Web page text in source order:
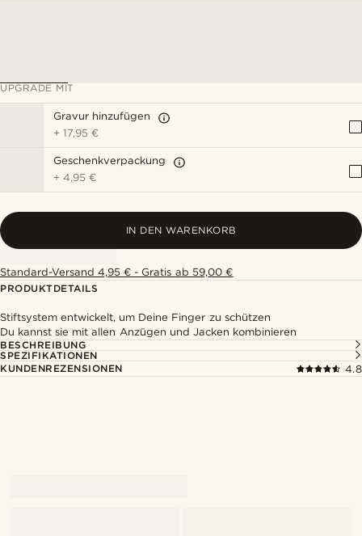
UPGRADE MIT
Gravur hinzufügen
+17,95 €
Geschenkverpackung
+4,95 €
IN DEN WARENKORB
Standard-Versand 4,95 € - Gratis ab 59,00 €
PRODUKTDETAILS
Stiftsystem entwickelt, um Deine Finger zu schützen
Du kannst sie mit allen Anzügen und Jacken kombinieren
BESCHREIBUNG
SPEZIFIKATIONEN
KUNDENREZENSIONEN
4.8